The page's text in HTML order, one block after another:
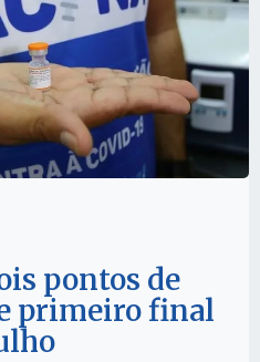
pontos de
primeiro final